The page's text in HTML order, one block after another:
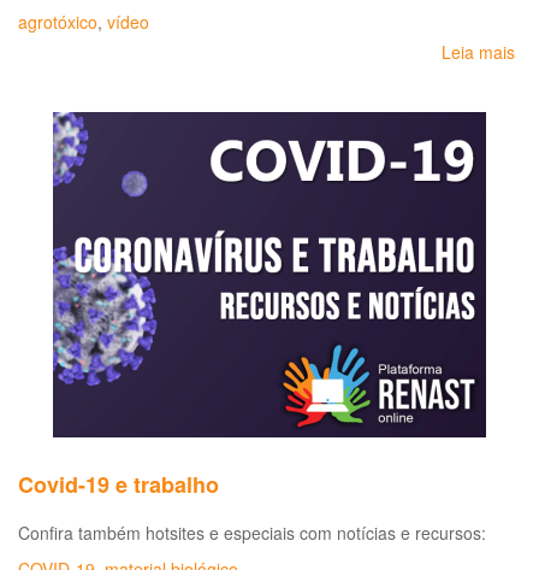
agrotóxico, vídeo
Leia mais
Covid-19 e trabalho
Confira também hotsites e especiais com notícias e recursos: